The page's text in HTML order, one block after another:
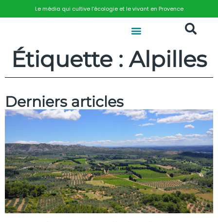
Le média qui cultive l’écologie et le vivant en Provence
Étiquette : Alpilles
Derniers articles